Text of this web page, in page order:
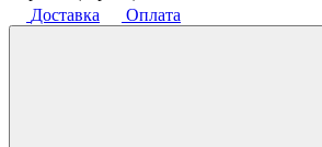
Доставка
Оплата